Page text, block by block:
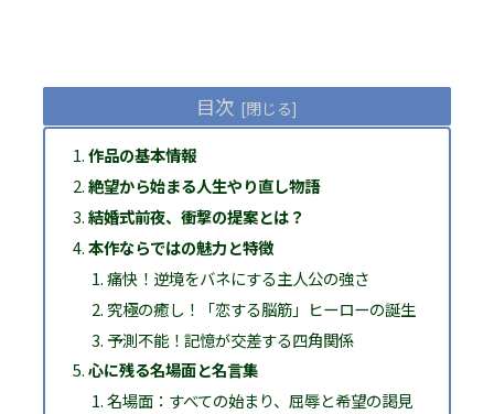
目次
作品の基本情報
絶望から始まる人生やり直し物語
結婚式前夜、衝撃の提案とは？
本作ならではの魅力と特徴
痛快！逆境をバネにする主人公の強さ
究極の癒し！「恋する脳筋」ヒーローの誕生
予測不能！記憶が交差する四角関係
心に残る名場面と名言集
名場面：すべての始まり、屈辱と希望の謁見